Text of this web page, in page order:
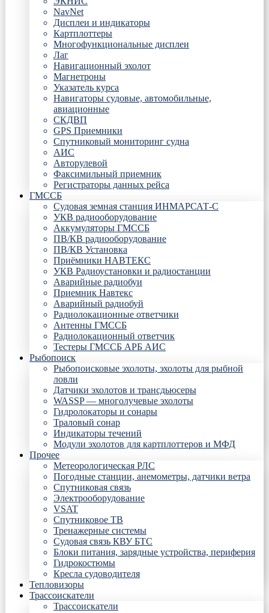
NavNet
Дисплеи и индикаторы
Картплоттеры
Многофункциональные дисплеи
Лаг
Навигационный эхолот
Магнетроны
Указатель курса
Навигаторы судовые, автомобильные,
авиационные
СКДВП
GPS Приемники
Спутниковый мониторинг судна
АИС
Авторулевой
Факсимильный приемник
Регистраторы данных рейса
ГМССБ
Судовая земная станция ИНМАРСАТ-С
УКВ радиооборудование
Аккумуляторы ГМССБ
ПВ/КВ радиооборудование
ПВ/КВ Установка
Приёмники НАВТЕКС
УКВ Радиоустановки и радиостанции
Аварийные радиобуи
Приемник Навтекс
Аварийный радиобуй
Радиолокационные ответчики
Антенны ГМССБ
Радиолокационный ответчик
Тестеры ГМССБ АРБ АИС
Рыбопоиск
Рыбопоисковые эхолоты, эхолоты для рыбной
ловли
Датчики эхолотов и трансдьюсеры
WASSP — многолучевые эхолоты
Гидролокаторы и сонары
Траловый сонар
Индикаторы течений
Модули эхолотов для картплоттеров и МФД
Прочее
Метеорологическая РЛС
Погодные станции, анемометры, датчики ветра
Спутниковая связь
Электрооборудование
VSAT
Спутниковое ТВ
Тренажерные системы
Судовая связь КВУ БТС
Блоки питания, зарядные устройства, периферия
Гидрокостюмы
Кресла судоводителя
Тепловизоры
Трассоискатели
Трассоискатели